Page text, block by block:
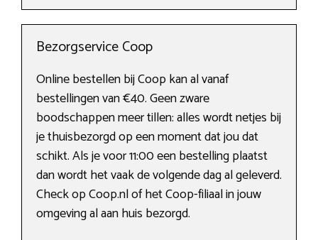
Bezorgservice Coop
Online bestellen bij Coop kan al vanaf
bestellingen van €40. Geen zware
boodschappen meer tillen: alles wordt netjes bij
je thuisbezorgd op een moment dat jou dat
schikt. Als je voor 11:00 een bestelling plaatst
dan wordt het vaak de volgende dag al geleverd.
Check op Coop.nl of het Coop-filiaal in jouw
omgeving al aan huis bezorgd.